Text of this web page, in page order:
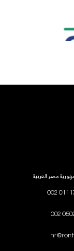
مصر العربية